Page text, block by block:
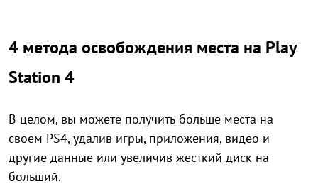
4 метода освобождения места на Play
Station 4
В целом, вы можете получить больше места на
своем PS4, удалив игры, приложения, видео и
другие данные или увеличив жесткий диск на
больший.